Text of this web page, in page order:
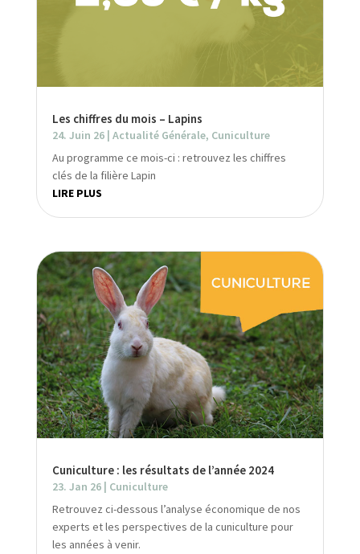
Les chiffres du mois – Lapins
24. Juin 26| Actualité Générale, Cuniculture
Au programme ce mois-ci : retrouvez les chiffres
clés de la filière Lapin
LIRE PLUS
Cuniculture : les résultats de l’année 2024
23. Jan 26| Cuniculture
Retrouvez ci-dessous l’analyse économique de nos
experts et les perspectives de la cuniculture pour
les années à venir.